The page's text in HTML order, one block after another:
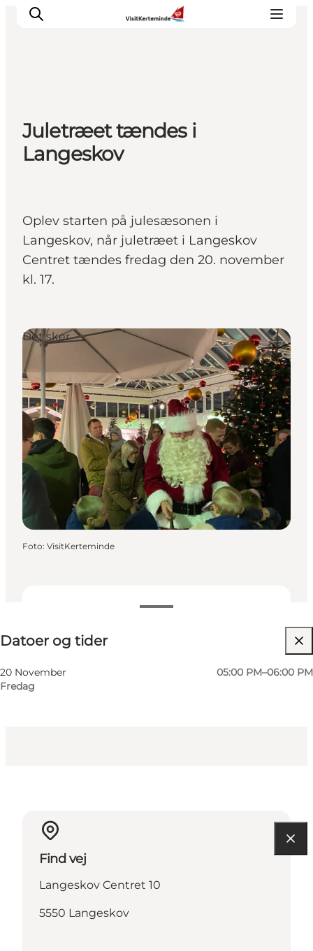
Oplevelser
Aktiviteter
Spis godt
Det sker
Sommerbus
Juletræet tændes i
Langeskov
Oplev starten på julesæsonen i
Langeskov, når juletræet i Langeskov
Centret tændes fredag den 20. november
kl. 17.
Datoer og tider
20 November
Fredag
05:00 PM–06:00 PM
Gratis
Besøg hjemmeside
Det sker
Foto: VisitKerteminde
Find vej
Langeskov Centret 10
5550 Langeskov